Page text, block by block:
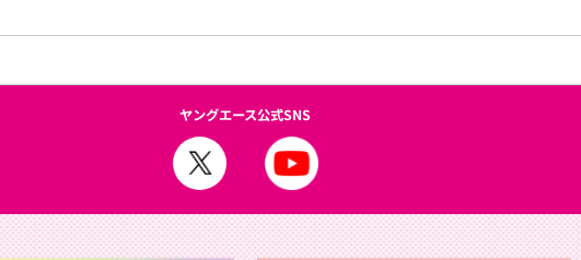
ヤングエース公式SNS